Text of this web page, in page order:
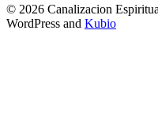
© 2026 Canalizacion
WordPress and Kubio